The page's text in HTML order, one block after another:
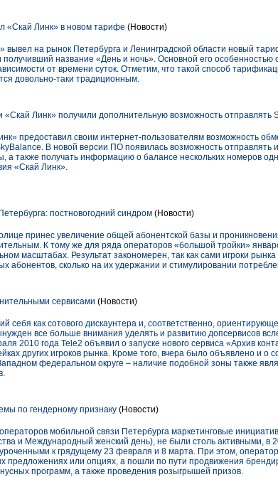
«Скай Линк» в новом тарифе (Новости)
вывел на рынок Петербурга и Ленинградской области новый
получивший название «День и ночь». Основной его
от времени суток. Отметим, что такой способ
довольно-таки традиционным.
«Скай Линк» получили дополнительную возможность отправлять
предоставил своим интернет-пользователям возможность
В новой версии ПО появилась возможность отправлять
а также получать информацию о балансе нескольких номеров
«Скай Линк».
постновогодний синдром (Новости)
принес увеличение общей абонентской базы и
К тому же для ряда операторов «большой тройки»
масштабах. Результат закономерен, так как сами игроки
абонентов, сколько на их удержании и стимулировании
сервисами (Новости)
себя как сотового дискаунтера и, соответственно,
все больше внимания уделять и развитию допсервисов
2010 года Tele2 объявил о запуске нового сервиса «Архив
других игроков рынка. Кроме того, вчера было объявлено и о
федеральном округе – наличие подобной зоны также
по гендерному признаку (Новости)
мобильной связи Петербурга маркетинговые
и Международный женский день), не были столь активными, в
к грядущему 23 февраля и 8 марта. При этом,
или опциях, а пошли по пути продвижения
программ, а также проведения розыгрышей призов.